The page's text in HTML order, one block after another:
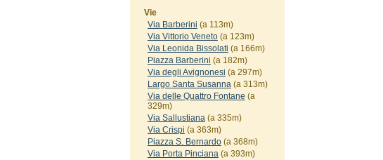
Vie
Via Barberini (a 113m)
Via Vittorio Veneto(a 123m)
Via Leonida Bissolati (a 166m)
Piazza Barberini (a 182m)
Via degli Avignonesi (a 297m)
Largo Santa Susanna(a 313m)
Via delle Quattro Fontane (a
329m)
Via Sallustiana(a 335m)
Via Crispi (a 363m)
Piazza S. Bernardo(a 368m)
Via Porta Pinciana(a 393m)